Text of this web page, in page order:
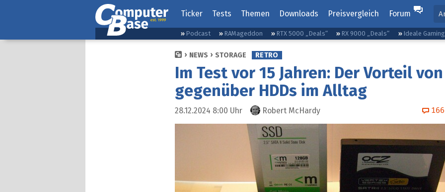
Ticker Tests Themen Downloads Preisvergleich Forum
Podcast RAMageddon RTX 5000 „Deals“ RX 9000 „Deals“ Ideale
NEWS STORAGE RETRO
Im Test vor 15 Jahren: Der Vorteil von
gegenüber HDDs im Alltag
28.12.2024 8:00 Uhr Robert McHardy 166